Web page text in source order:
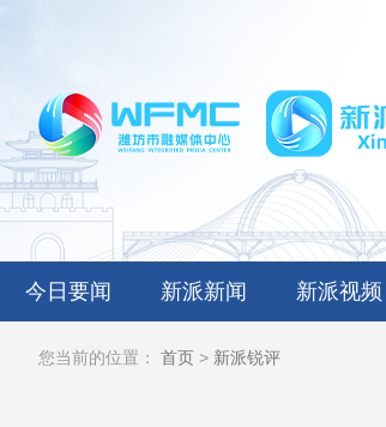
今日要闻 新派新闻 新派视频
您当前的位置： 首页 > 新派锐评